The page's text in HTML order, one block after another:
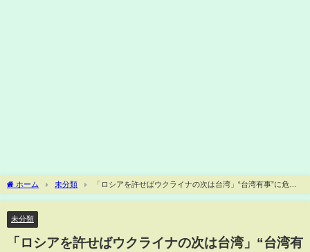
ホーム 未分類
「ロシアを許せばウクライナの次は台湾」“台湾有事”に危機
感を抱く台湾の人々の思いとは【報道特集】
未分類
「ロシアを許せばウクライナの次は台湾」“台湾有